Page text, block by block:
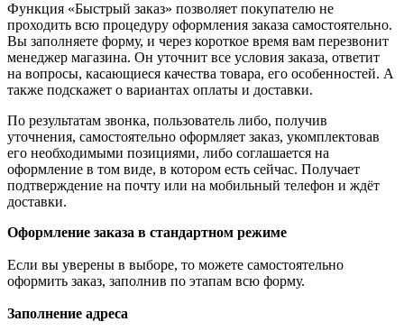
Функция «Быстрый заказ» позволяет покупателю не
проходить всю процедуру оформления заказа самостоятельно.
Вы заполняете форму, и через короткое время вам перезвонит
менеджер магазина. Он уточнит все условия заказа, ответит
на вопросы, касающиеся качества товара, его особенностей. А
также подскажет о вариантах оплаты и доставки.
По результатам звонка, пользователь либо, получив
уточнения, самостоятельно оформляет заказ, укомплектовав
его необходимыми позициями, либо соглашается на
оформление в том виде, в котором есть сейчас. Получает
подтверждение на почту или на мобильный телефон и ждёт
доставки.
Оформление заказа в стандартном режиме
Если вы уверены в выборе, то можете самостоятельно
оформить заказ, заполнив по этапам всю форму.
Заполнение адреса